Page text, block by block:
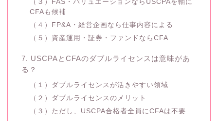
（３）FAS・バリュエーションならUSCPAを軸に
CFAも候補
（４）FP&A・経営企画なら仕事内容による
（５）資産運用・証券・ファンドならCFA
7. USCPAとCFAのダブルライセンスは意味があ
る？
（１）ダブルライセンスが活きやすい領域
（２）ダブルライセンスのメリット
（３）ただし、USCPA合格者全員にCFAは不要